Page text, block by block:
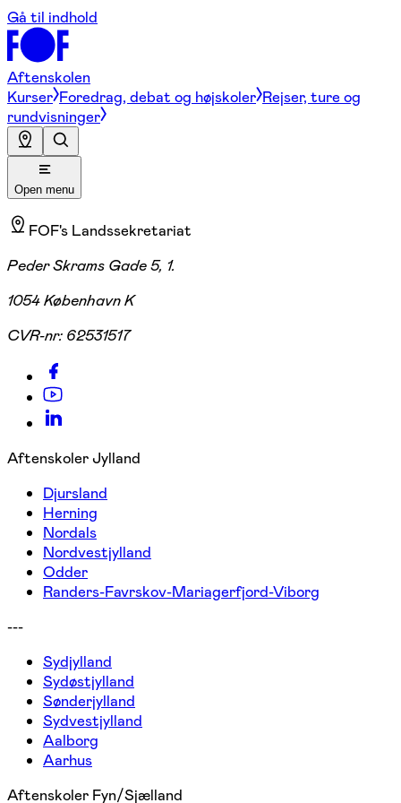
Gå til indhold
Aftenskolen
Kurser Foredrag, debat og højskoler Rejser, ture og
rundvisninger
Open menu
FOF's Landssekretariat
Peder Skrams Gade 5, 1.
1054 København K
CVR-nr: 62531517
Aftenskoler Jylland
Djursland
Herning
Nordals
Nordvestjylland
Odder
Randers-Favrskov-Mariagerfjord-Viborg
---
Sydjylland
Sydøstjylland
Sønderjylland
Sydvestjylland
Aalborg
Aarhus
Aftenskoler Fyn/Sjælland